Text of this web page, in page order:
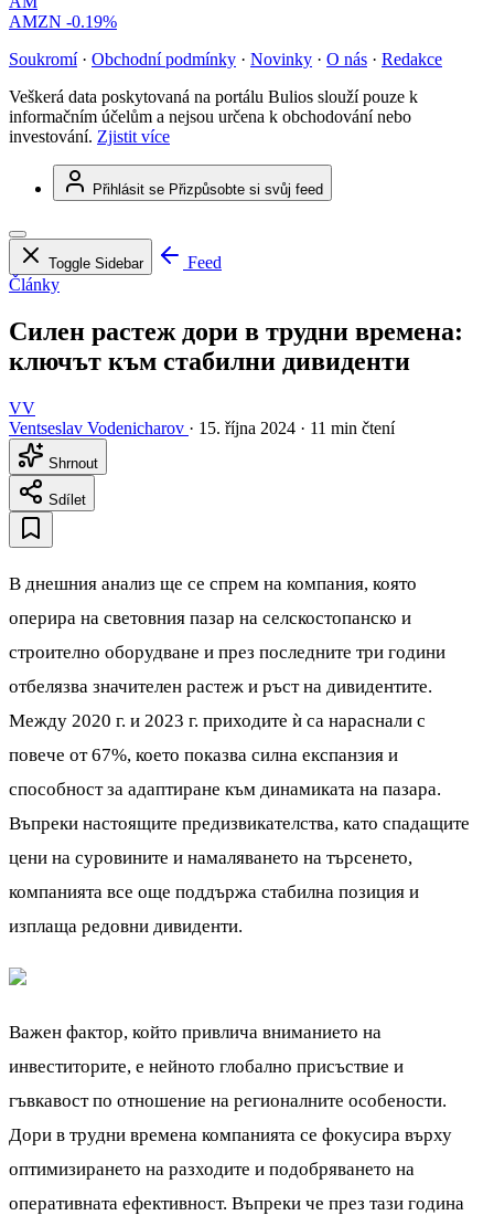
AMZN -0.19%
Soukromí · Obchodní podmínky · Novinky · O nás · Redakce
Veškerá data poskytovaná na portálu Bulios slouží pouze k
informačním účelům a nejsou určena k obchodování nebo
investování. Zjistit více
Přihlásit se Přizpůsobte si svůj feed
Toggle Sidebar
Feed
Články
Силен растеж дори в трудни времена:
ключът към стабилни дивиденти
VV
Ventseslav Vodenicharov · 15. října 2024 · 11 min čtení
Shrnout
Sdílet
В днешния анализ ще се спрем на компания, която
оперира на световния пазар на селскостопанско и
строително оборудване и през последните три години
отбелязва значителен растеж и ръст на дивидентите.
Между 2020 г. и 2023 г. приходите ѝ са нараснали с
повече от 67%, което показва силна експанзия и
способност за адаптиране към динамиката на пазара.
Въпреки настоящите предизвикателства, като спадащите
цени на суровините и намаляването на търсенето,
компанията все още поддържа стабилна позиция и
изплаща редовни дивиденти.
Важен фактор, който привлича вниманието на
инвеститорите, е нейното глобално присъствие и
гъвкавост по отношение на регионалните особености.
Дори в трудни времена компанията се фокусира върху
оптимизирането на разходите и подобряването на
оперативната ефективност. Въпреки че през тази година